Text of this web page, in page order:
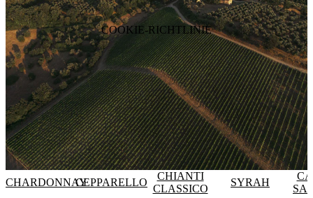
COOKIE-RICHTLINIE
CHARDONNAYCEPPARELLO
CHIANTI
CLASSICO
SYRAH